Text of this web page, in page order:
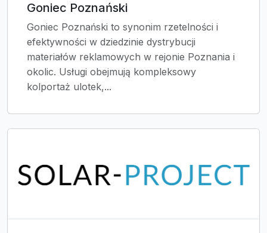
Goniec Poznański
Goniec Poznański to synonim rzetelności i
efektywności w dziedzinie dystrybucji
materiałów reklamowych w rejonie Poznania i
okolic. Usługi obejmują kompleksowy
kolportaż ulotek,...